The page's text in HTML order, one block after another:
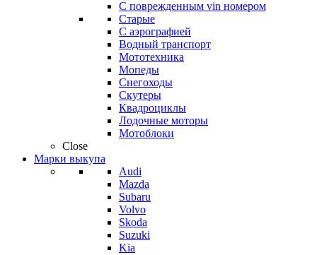
С поврежденным vin номером
Старые
С аэрографией
Водный транспорт
Мототехника
Мопеды
Снегоходы
Скутеры
Квадроциклы
Лодочные моторы
Мотоблоки
Close
Марки выкупа
Audi
Mazda
Subaru
Volvo
Skoda
Suzuki
Kia